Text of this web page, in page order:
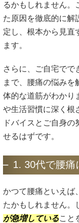
るかもしれません。
た原因を徹底的に解
定し、根本から見直
ます。
さらに、ご自宅でで
まで、腰痛の悩みを
体的な道筋がわかり
や生活習慣に深く根
ドバイスとご自身
せるはずです。
1. 30代で腰痛
かつて腰痛といえば
たかもしれません。
が急増していること